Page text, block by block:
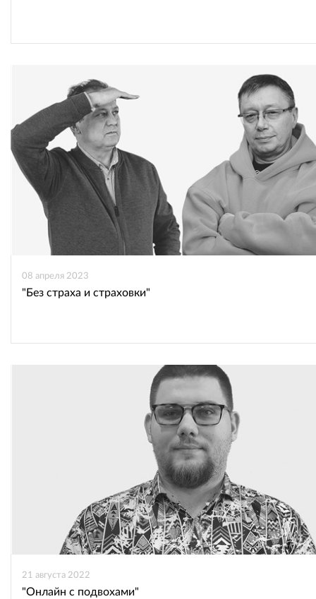
08 апреля 2023
"Без страха и страховки"
21 августа 2022
"Онлайн с подвохами"